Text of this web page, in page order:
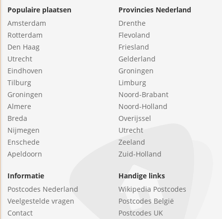
Populaire plaatsen
Amsterdam
Rotterdam
Den Haag
Utrecht
Eindhoven
Tilburg
Groningen
Almere
Breda
Nijmegen
Enschede
Apeldoorn
Provincies Nederland
Drenthe
Flevoland
Friesland
Gelderland
Groningen
Limburg
Noord-Brabant
Noord-Holland
Overijssel
Utrecht
Zeeland
Zuid-Holland
Informatie
Postcodes Nederland
Veelgestelde vragen
Contact
Handige links
Wikipedia Postcodes
Postcodes België
Postcodes UK